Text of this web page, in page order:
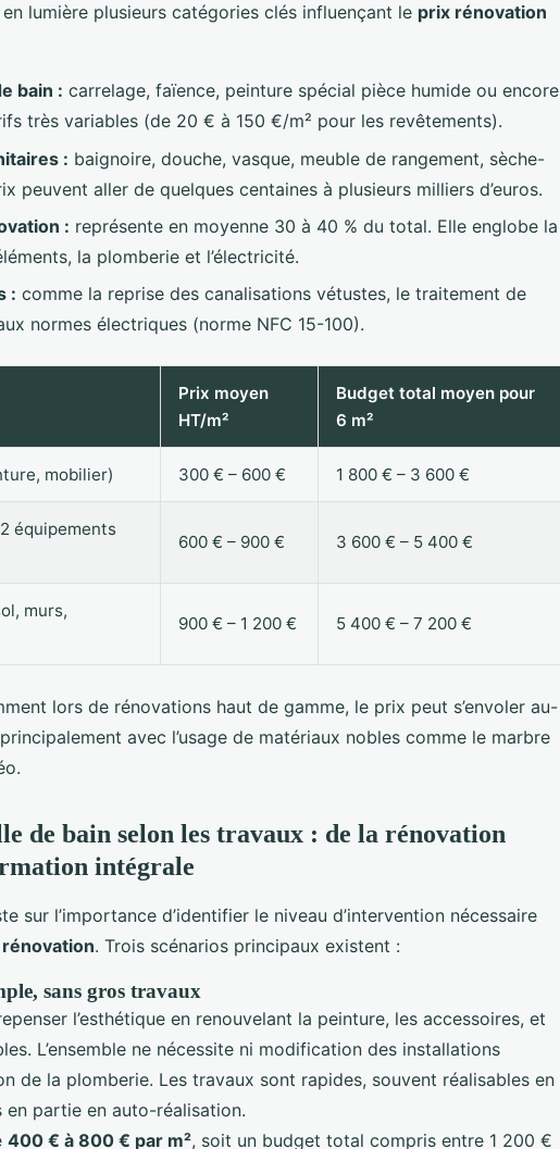
lumière plusieurs catégories clés influençant le prix rénovation
bain : carrelage, faïence, peinture spécial pièce humide ou encore
très variables (de 20 € à 150 €/m² pour les revêtements).
: baignoire, douche, vasque, meuble de rangement, sèche-
peuvent aller de quelques centaines à plusieurs milliers d’euros.
: représente en moyenne 30 à 40 % du total. Elle englobe la
la plomberie et l’électricité.
: comme la reprise des canalisations vétustes, le traitement de
normes électriques (norme NFC 15-100).
Prix moyen
HT/m²
Budget total moyen pour
6 m²
mobilier) 300 € – 600 € 1 800 € – 3 600 €
équipements
600 € – 900 € 3 600 € – 5 400 €
murs,
900 € – 1 200 € 5 400 € – 7 200 €
lors de rénovations haut de gamme, le prix peut s’envoler au-
avec l’usage de matériaux nobles comme le marbre
de bain selon les travaux : de la rénovation
intégrale
sur l’importance d’identifier le niveau d’intervention nécessaire
. Trois scénarios principaux existent :
sans gros travaux
l’esthétique en renouvelant la peinture, les accessoires, et
L’ensemble ne nécessite ni modification des installations
de la plomberie. Les travaux sont rapides, souvent réalisables en
partie en auto-réalisation.
400 € à 800 € par m², soit un budget total compris entre 1 200 €